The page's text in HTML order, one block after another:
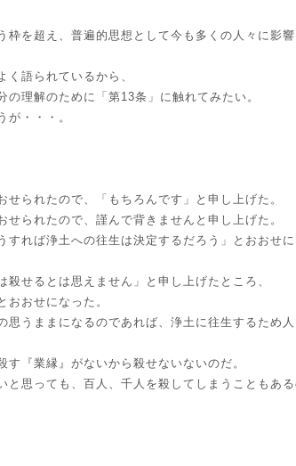
を超え、普遍的思想として今も多くの人々に影
く語られているから、
理解のために「第13条」に触れてみたい。
が・・・。
られたので、「もちろんです」と申し上げた。
られたので、謹んで背きませんと申し上げた。
れば浄土への往生は決定するだろう」とおおせに
せるとは思えません」と申し上げたところ、
おおせになった。
思うままになるのであれば、浄土に往生するため
『業縁』がないから殺せないないのだ。
思っても、百人、千人を殺してしまうこともあ